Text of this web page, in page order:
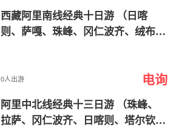
+ Devil City + Sailimu Lake + Kalaju
n Prairie + Nalati Prairie + Duku Hig
西藏阿里南线经典十日游 （日喀
则、萨嘎、珠峰、冈仁波齐、绒布冰
ga, Mount Everest, Mount Kailash, R
0人出游 电询
阿里中北线经典十三日游 （珠峰、
拉萨、冈仁波齐、日喀则、塔尔钦、